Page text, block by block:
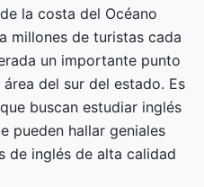
la costa del Océano
millones de turistas cada
un importante punto
del sur del estado. Es
buscan estudiar inglés
pueden hallar geniales
de inglés de alta calidad